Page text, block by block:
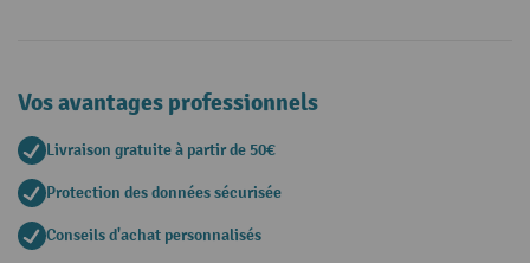
Vos avantages professionnels
Livraison gratuite à partir de 50€
Protection des données sécurisée
Conseils d'achat personnalisés